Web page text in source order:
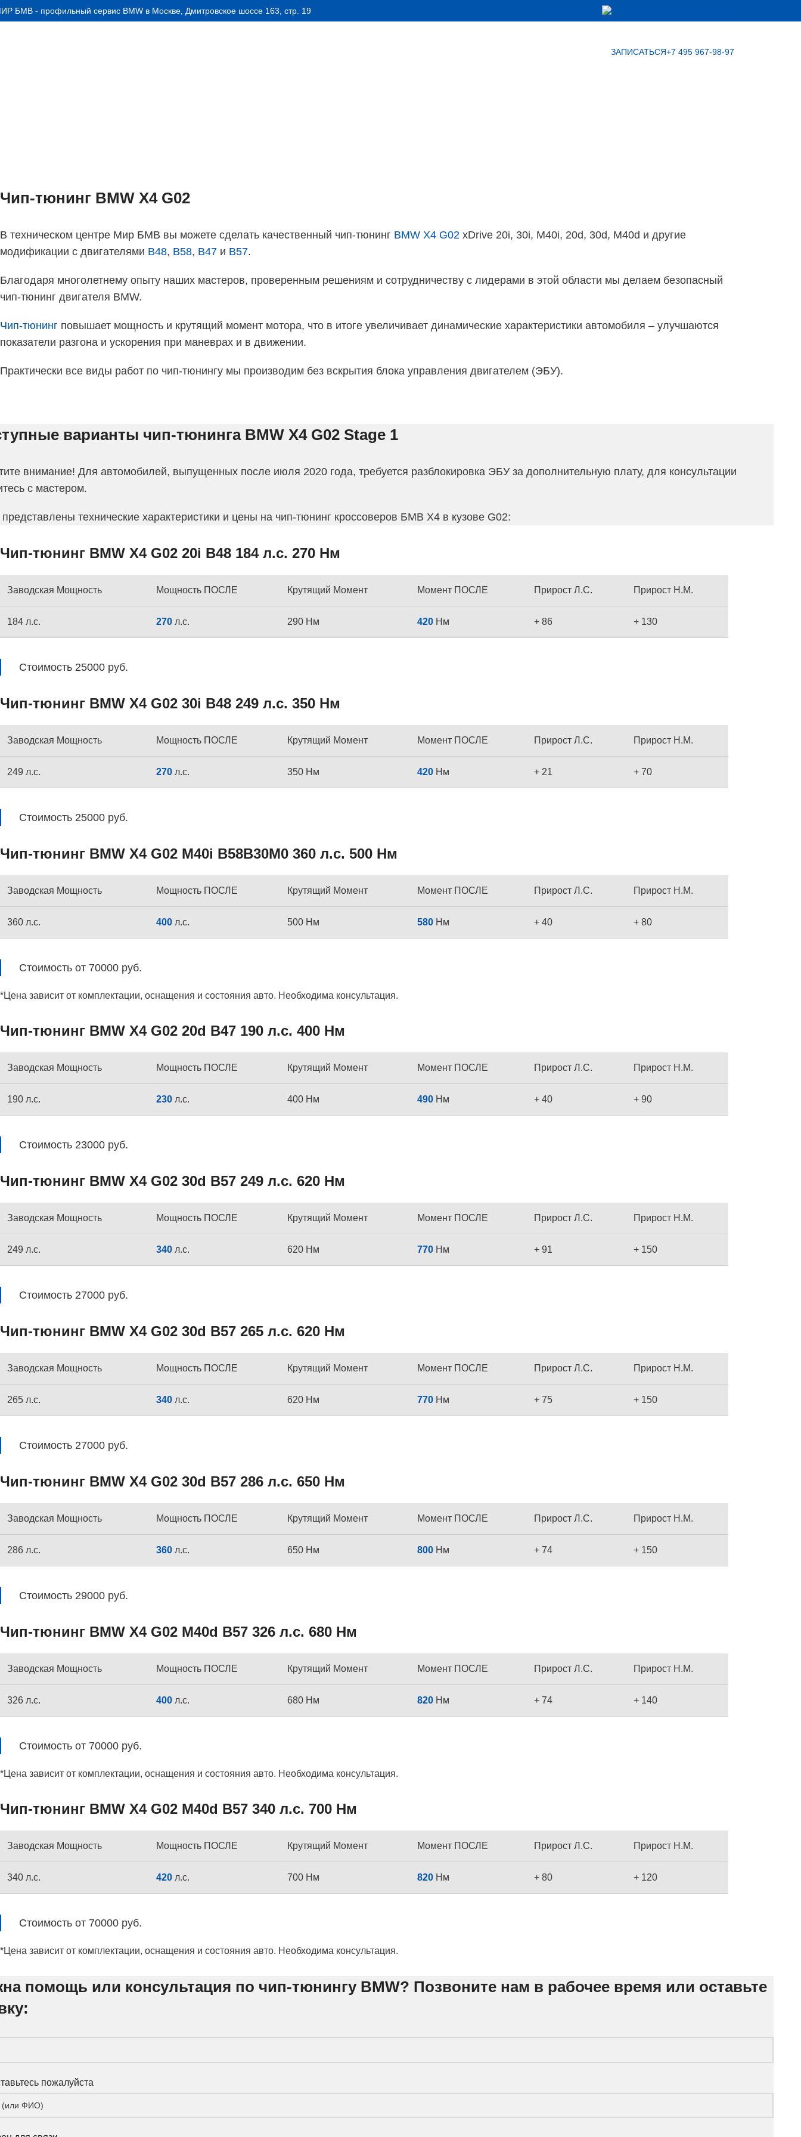
БМВ - профильный сервис BMW в Москве, Дмитровское шоссе 163, стр. 19
ЗАПИСАТЬСЯ+7 495 967-98-97
Чип-тюнинг BMW X4 G02
В техническом центре Мир БМВ вы можете сделать качественный чип-тюнинг BMW X4 G02 xDrive 20i, 30i, M40i, 20d, 30d, M40d и другие
модификации с двигателями B48, B58, B47 и B57.
Благодаря многолетнему опыту наших мастеров, проверенным решениям и сотрудничеству с лидерами в этой области мы делаем безопасный
чип-тюнинг двигателя BMW.
Чип-тюнинг повышает мощность и крутящий момент мотора, что в итоге увеличивает динамические характеристики автомобиля – улучшаются
показатели разгона и ускорения при маневрах и в движении.
Практически все виды работ по чип-тюнингу мы производим без вскрытия блока управления двигателем (ЭБУ).
варианты чип-тюнинга BMW X4 G02 Stage 1
внимание! Для автомобилей, выпущенных после июля 2020 года, требуется разблокировка ЭБУ за дополнительную плату, для консультации
с мастером.
технические характеристики и цены на чип-тюнинг кроссоверов БМВ X4 в кузове G02:
Чип-тюнинг BMW X4 G02 20i B48 184 л.с. 270 Нм
Заводская Мощность Мощность ПОСЛЕ Крутящий Момент Момент ПОСЛЕ Прирост Л.С. Прирост Н.М.
184 л.с. 270 л.с. 290 Нм 420 Нм + 86 + 130
Стоимость 25000 руб.
Чип-тюнинг BMW X4 G02 30i B48 249 л.с. 350 Нм
Заводская Мощность Мощность ПОСЛЕ Крутящий Момент Момент ПОСЛЕ Прирост Л.С. Прирост Н.М.
249 л.с. 270 л.с. 350 Нм 420 Нм + 21 + 70
Стоимость 25000 руб.
Чип-тюнинг BMW X4 G02 M40i B58B30M0 360 л.с. 500 Нм
Заводская Мощность Мощность ПОСЛЕ Крутящий Момент Момент ПОСЛЕ Прирост Л.С. Прирост Н.М.
360 л.с. 400 л.с. 500 Нм 580 Нм + 40 + 80
Стоимость от 70000 руб.
*Цена зависит от комплектации, оснащения и состояния авто. Необходима консультация.
Чип-тюнинг BMW X4 G02 20d B47 190 л.с. 400 Нм
Заводская Мощность Мощность ПОСЛЕ Крутящий Момент Момент ПОСЛЕ Прирост Л.С. Прирост Н.М.
190 л.с. 230 л.с. 400 Нм 490 Нм + 40 + 90
Стоимость 23000 руб.
Чип-тюнинг BMW X4 G02 30d B57 249 л.с. 620 Нм
Заводская Мощность Мощность ПОСЛЕ Крутящий Момент Момент ПОСЛЕ Прирост Л.С. Прирост Н.М.
249 л.с. 340 л.с. 620 Нм 770 Нм + 91 + 150
Стоимость 27000 руб.
Чип-тюнинг BMW X4 G02 30d B57 265 л.с. 620 Нм
Заводская Мощность Мощность ПОСЛЕ Крутящий Момент Момент ПОСЛЕ Прирост Л.С. Прирост Н.М.
265 л.с. 340 л.с. 620 Нм 770 Нм + 75 + 150
Стоимость 27000 руб.
Чип-тюнинг BMW X4 G02 30d B57 286 л.с. 650 Нм
Заводская Мощность Мощность ПОСЛЕ Крутящий Момент Момент ПОСЛЕ Прирост Л.С. Прирост Н.М.
286 л.с. 360 л.с. 650 Нм 800 Нм + 74 + 150
Стоимость 29000 руб.
Чип-тюнинг BMW X4 G02 M40d B57 326 л.с. 680 Нм
Заводская Мощность Мощность ПОСЛЕ Крутящий Момент Момент ПОСЛЕ Прирост Л.С. Прирост Н.М.
326 л.с. 400 л.с. 680 Нм 820 Нм + 74 + 140
Стоимость от 70000 руб.
*Цена зависит от комплектации, оснащения и состояния авто. Необходима консультация.
Чип-тюнинг BMW X4 G02 M40d B57 340 л.с. 700 Нм
Заводская Мощность Мощность ПОСЛЕ Крутящий Момент Момент ПОСЛЕ Прирост Л.С. Прирост Н.М.
340 л.с. 420 л.с. 700 Нм 820 Нм + 80 + 120
Стоимость от 70000 руб.
*Цена зависит от комплектации, оснащения и состояния авто. Необходима консультация.
помощь или консультация по чип-тюнингу BMW? Позвоните нам в рабочее время или оставьте
пожалуйста